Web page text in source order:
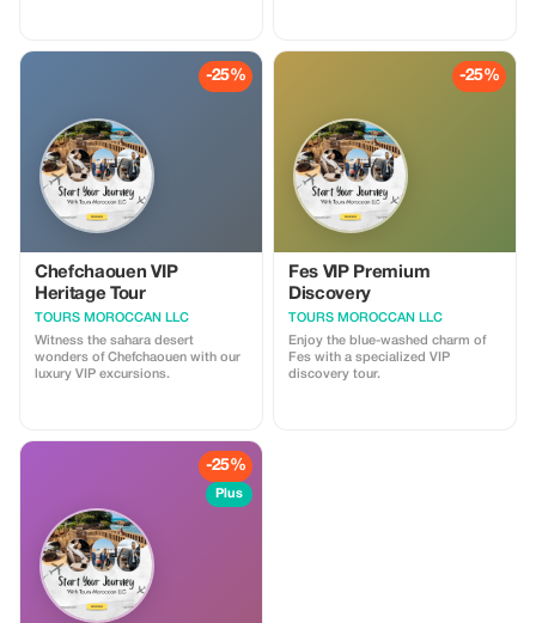
in jeder Gasse spürbar ist. Nach
dem Frühstück werden Sie von
Ihrem privaten Fahrer empfangen
atemberaubenden Sahara.
Unterwegs durchqueren Sie die
vielfältigsten Landschaften
Marokkos – von den kühlen
Zedernwäldern des Mittleren Atlas
bis zu den goldenen Dünen von
Merzouga – und erreichen vier
Tage später die pulsierende
Metropole Marrakesch.
-25%
Chefchaouen VIP
Heritage Tour
TOURS MOROCCAN LLC
Witness the sahara desert
wonders of Chefchaouen with our
luxury VIP excursions.
-25%
Fes VIP Premium
Discovery
TOURS MOROCCAN LLC
Enjoy the blue-washed charm of
Fes with a specialized VIP
discovery tour.
-25%
Plus